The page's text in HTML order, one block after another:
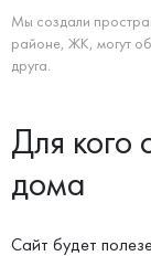
Мы создали
районе, ЖК, могут
друга.
Для кого
дома
Сайт будет